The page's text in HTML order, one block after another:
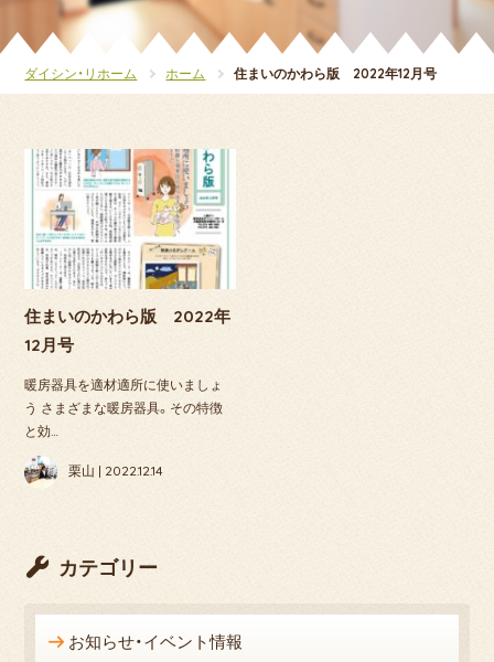
ダイシン・リホーム ホーム 住まいのかわら版 2022年12月号
住まいのかわら版 2022年
12月号
暖房器具を適材適所に使いましょ
う さまざまな暖房器具。その特徴
と効…
栗山 | 2022.12.14
カテゴリー
お知らせ・イベント情報